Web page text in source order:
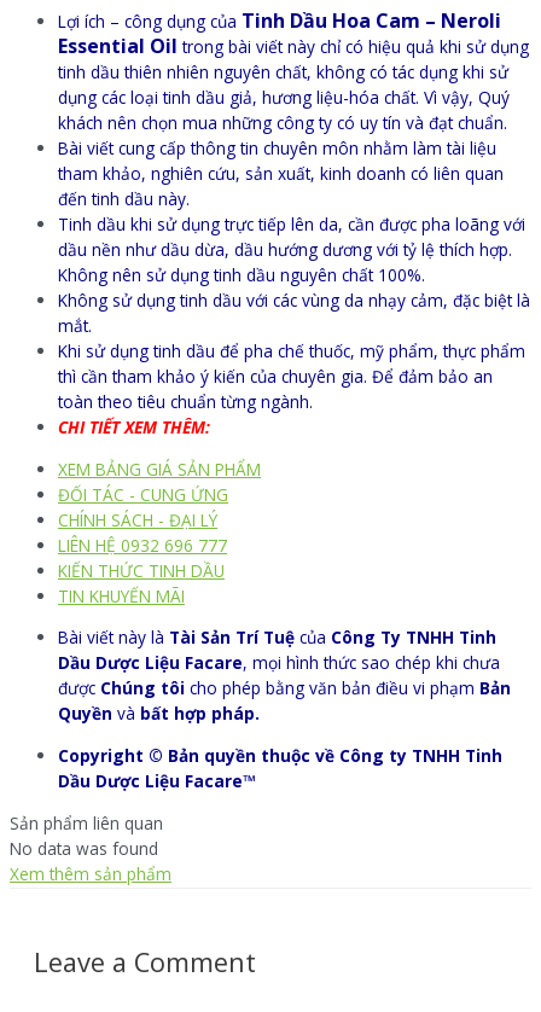
Lợi ích – công dụng của Tinh Dầu Hoa Cam – Neroli
Essential Oil trong bài viết này chỉ có hiệu quả khi sử dụng
tinh dầu thiên nhiên nguyên chất, không có tác dụng khi sử
dụng các loại tinh dầu giả, hương liệu-hóa chất. Vì vậy, Quý
khách nên chọn mua những công ty có uy tín và đạt chuẩn.
Bài viết cung cấp thông tin chuyên môn nhằm làm tài liệu
tham khảo, nghiên cứu, sản xuất, kinh doanh có liên quan
đến tinh dầu này.
Tinh dầu khi sử dụng trực tiếp lên da, cần được pha loãng với
dầu nền như dầu dừa, dầu hướng dương với tỷ lệ thích hợp.
Không nên sử dụng tinh dầu nguyên chất 100%.
Không sử dụng tinh dầu với các vùng da nhạy cảm, đặc biệt là
mắt.
Khi sử dụng tinh dầu để pha chế thuốc, mỹ phẩm, thực phẩm
thì cần tham khảo ý kiến của chuyên gia. Để đảm bảo an
toàn theo tiêu chuẩn từng ngành.
CHI TIẾT XEM THÊM:
XEM BẢNG GIÁ SẢN PHẨM
ĐỐI TÁC - CUNG ỨNG
CHÍNH SÁCH - ĐẠI LÝ
LIÊN HỆ 0932 696 777
KIẾN THỨC TINH DẦU
TIN KHUYẾN MÃI
Bài viết này là Tài Sản Trí Tuệ của Công Ty TNHH Tinh
Dầu Dược Liệu Facare, mọi hình thức sao chép khi chưa
được Chúng tôi cho phép bằng văn bản điều vi phạm Bản
Quyền và bất hợp pháp.
Copyright © Bản quyền thuộc về Công ty TNHH Tinh
Dầu Dược Liệu Facare™
Sản phẩm liên quan
No data was found
Xem thêm sản phẩm
Leave a Comment